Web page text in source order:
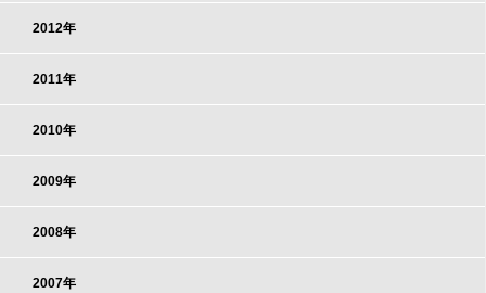
2012年
2011年
2010年
2009年
2008年
2007年